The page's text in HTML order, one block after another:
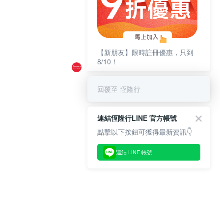
【新朋友】限時註冊優惠，只到
8/10！
回覆至 恆隆行
連結恆隆行LINE 官方帳號
點擊以下按鈕可獲得最新資訊👇
連結 LINE 帳號